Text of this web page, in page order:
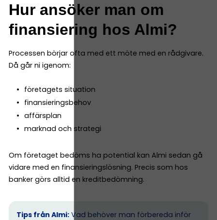
Hur ansöker man om
finansiering hos Almi?
Processen börjar ofta med ett möte med en rådgivare.
Då går ni igenom:
företagets situation
finansieringsbehov
affärsplan
marknad och strategi
Om företaget bedöms ha potential kan Almi sedan gå
vidare med en finansieringslösning. Precis som hos
banker görs alltid en kreditbedömning.
Tips från Almi: Vad behöver man förbereda inför